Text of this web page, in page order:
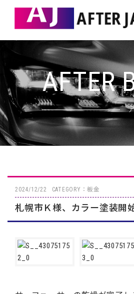
AFTER
2024/12/22 CATEGORY：板金
札幌市Ｋ様、カラー塗装開